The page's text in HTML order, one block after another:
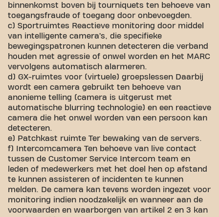
binnenkomst boven bij tourniquets ten behoeve van
toegangsfraude of toegang door onbevoegden.
c) Sportruimtes Reactieve monitoring door middel
van intelligente camera’s, die specifieke
bewegingspatronen kunnen detecteren die verband
houden met agressie of onwel worden en het MARC
vervolgens automatisch alarmeren.
d) GX-ruimtes voor (virtuele) groepslessen Daarbij
wordt een camera gebruikt ten behoeve van
anonieme telling (camera is uitgerust met
automatische blurring technologie) en een reactieve
camera die het onwel worden van een persoon kan
detecteren.
e) Patchkast ruimte Ter bewaking van de servers.
f) Intercomcamera Ten behoeve van live contact
tussen de Customer Service Intercom team en
leden of medewerkers met het doel hen op afstand
te kunnen assisteren of incidenten te kunnen
melden. De camera kan tevens worden ingezet voor
monitoring indien noodzakelijk en wanneer aan de
voorwaarden en waarborgen van artikel 2 en 3 kan